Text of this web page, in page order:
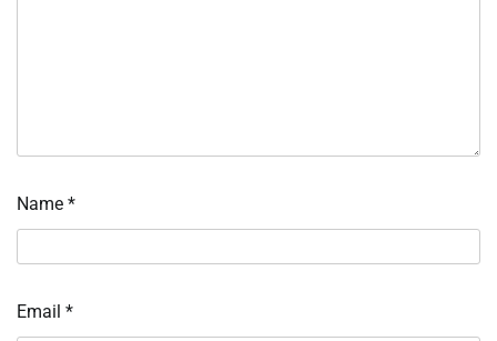
Name *
Email *